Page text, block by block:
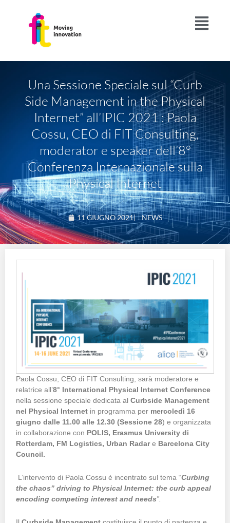
Una Sessione Speciale sul “Curb
Side Management in the Physical
Internet” all’IPIC 2021 : Paola
Cossu, CEO di FIT Consulting,
moderator e speaker dell’8°
Conferenza Internazionale sulla
Physical Internet
11 GIUGNO 2021|NEWS
Paola Cossu, CEO di FIT Consulting, sarà moderatore e
relatrice all’8°
International Physical Internet Conference
nella sessione speciale dedicata alCurbside Management
nel Physical Internet in programma per mercoledì 16
giugnodalle 11.00 alle 12.30 (Sessione 28) e organizzata
in collaborazione con POLIS, Erasmus University di
Rotterdam, FM Logistics, Urban Radare Barcelona City
Council.
L’intervento di Paola Cossu è incentrato sul tema “Curbing
the chaos” driving to Physical Internet: the curb appeal
encoding competing interest and needs”.